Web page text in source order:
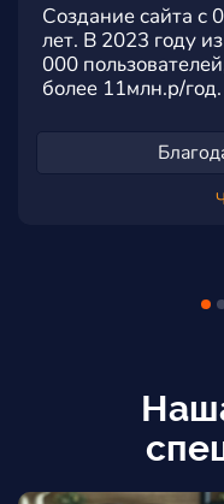
Редизайн и
админ-панель
выведен в ТОП-10
3 месяца.